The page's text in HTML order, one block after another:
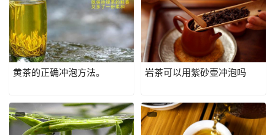
黄茶的正确冲泡方法。 岩茶可以用紫砂壶冲泡吗